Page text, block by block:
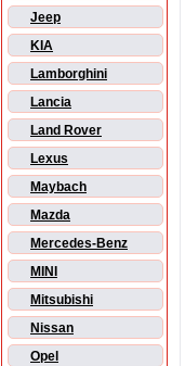
Jeep
KIA
Lamborghini
Lancia
Land Rover
Lexus
Maybach
Mazda
Mercedes-Benz
MINI
Mitsubishi
Nissan
Opel